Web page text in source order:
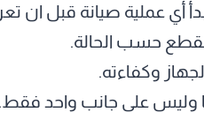
أي عملية صيانة قبل ان
حسب الحالة.
وكفاءته.
وليس على جانب واحد فقط.